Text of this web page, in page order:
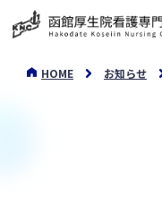
HOME お知らせ